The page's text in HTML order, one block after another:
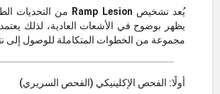
يُعد تشخيص Ramp Lesion من التحديات
يظهر بوضوح في الأشعات العادية، لذلك
مجموعة من الخطوات المتكاملة للوصول إلى
أولًا: الفحص الإكلينيكي (الفحص السريري)